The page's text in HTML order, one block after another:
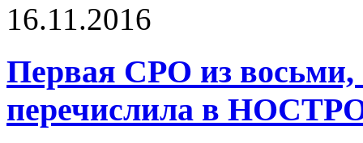
16.11.2016
Первая СРО из восьми,
перечислила в